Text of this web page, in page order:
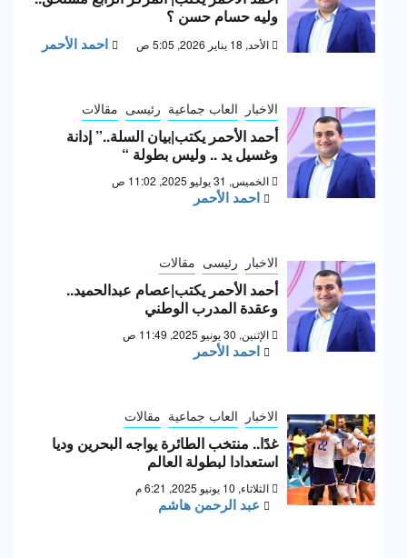
وليه حسام حسن ؟
الأحد, 18 يناير 2026, 5:05 ص احمد الأحمر
الاخبار العاب جماعية رئيسى مقالات
أحمد الأحمر يكتب|بيان السلة..” إدانة
وغسيل يد .. وليس بطولة “
الخميس, 31 يوليو 2025, 11:02 ص
احمد الأحمر
الاخبار رئيسى مقالات
أحمد الأحمر يكتب|عصام عبدالحميد..
وعقدة المدرب الوطني
الإثنين, 30 يونيو 2025, 11:49 ص
احمد الأحمر
الاخبار العاب جماعية مقالات
غدًا.. منتخب الطائرة يواجه البحرين وديا
استعدادا لبطولة العالم
الثلاثاء, 10 يونيو 2025, 6:21 م
عبد الرحمن هاشم